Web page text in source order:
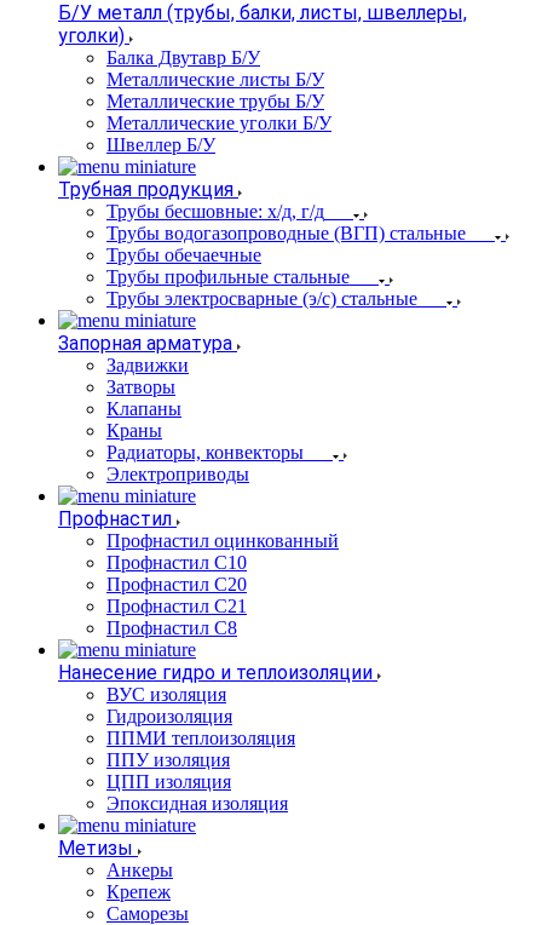
Б/У металл (трубы, балки, листы, швеллеры,
уголки)
Балка Двутавр Б/У
Металлические листы Б/У
Металлические трубы Б/У
Металлические уголки Б/У
Швеллер Б/У
Трубная продукция
Трубы бесшовные: х/д, г/д
Трубы водогазопроводные (ВГП) стальные
Трубы обечаечные
Трубы профильные стальные
Трубы электросварные (э/с) стальные
Запорная арматура
Задвижки
Затворы
Клапаны
Краны
Радиаторы, конвекторы
Электроприводы
Профнастил
Профнастил оцинкованный
Профнастил С10
Профнастил С20
Профнастил С21
Профнастил С8
Нанесение гидро и теплоизоляции
ВУС изоляция
Гидроизоляция
ППМИ теплоизоляция
ППУ изоляция
ЦПП изоляция
Эпоксидная изоляция
Метизы
Анкеры
Крепеж
Саморезы